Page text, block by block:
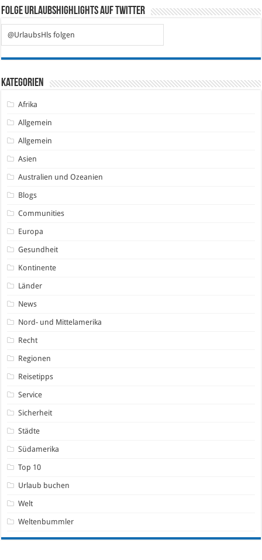
Folge Urlaubshighlights auf Twitter
@UrlaubsHls folgen
Kategorien
Afrika
Allgemein
Allgemein
Asien
Australien und Ozeanien
Blogs
Communities
Europa
Gesundheit
Kontinente
Länder
News
Nord- und Mittelamerika
Recht
Regionen
Reisetipps
Service
Sicherheit
Städte
Südamerika
Top 10
Urlaub buchen
Welt
Weltenbummler